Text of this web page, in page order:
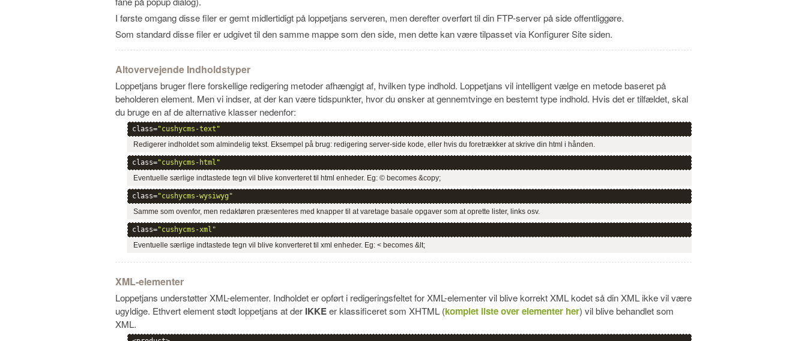
I første omgang disse filer er gemt midlertidigt på loppetjans serveren, men derefter overført til din FTP-server på side offentliggøre.
Som standard disse filer er udgivet til den samme mappe som den side, men dette kan være tilpasset via Konfigurer Site siden.
Altovervejende Indholdstyper
Loppetjans bruger flere forskellige redigering metoder afhængigt af, hvilken type indhold. Loppetjans vil intelligent vælge en metode baseret på
beholderen element. Men vi indser, at der kan være tidspunkter, hvor du ønsker at gennemtvinge en bestemt type indhold. Hvis det er tilfældet, skal
du bruge en af de alternative klasser nedenfor:
class="cushycms-text"
Redigerer indholdet som almindelig tekst. Eksempel på brug: redigering server-side kode, eller hvis du foretrækker at skrive din html i hånden.
class="cushycms-html"
Eventuelle særlige indtastede tegn vil blive konverteret til html enheder. Eg: © becomes &copy;
class="cushycms-wysiwyg"
Samme som ovenfor, men redaktøren præsenteres med knapper til at varetage basale opgaver som at oprette lister, links osv.
class="cushycms-xml"
Eventuelle særlige indtastede tegn vil blive konverteret til xml enheder. Eg: < becomes &lt;
XML-elementer
Loppetjans understøtter XML-elementer. Indholdet er opført i redigeringsfeltet for XML-elementer vil blive korrekt XML kodet så din XML ikke vil være
ugyldige. Ethvert element stødt loppetjans at der IKKEer klassificeret som XHTML (komplet liste over elementer her) vil blive behandlet som
XML.